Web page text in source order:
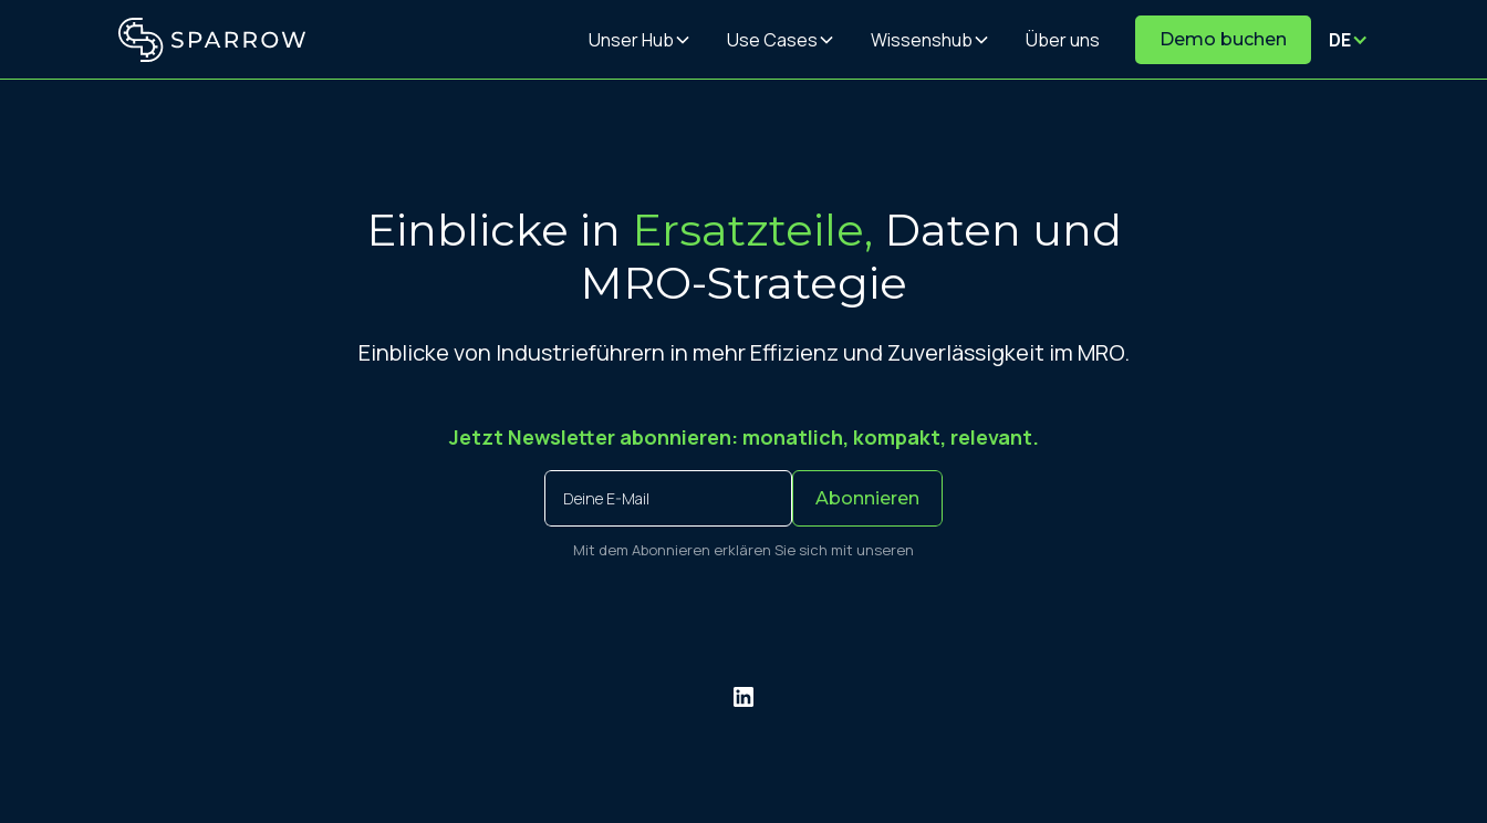
Unser Hub Use Cases Wissenshub Über uns Demo buchen DE
Einblicke in Ersatzteile, Daten und
MRO-Strategie
Einblicke von Industrie­führern in mehr Effizienz und Zuverlässigkeit im MRO.
Jetzt Newsletter abonnieren: monatlich, kompakt, relevant.
Mit dem Abonnieren erklären Sie sich mit unseren